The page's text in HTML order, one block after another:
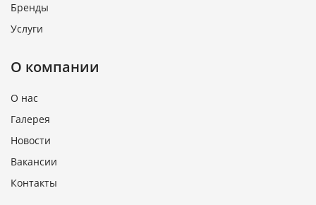
Бренды
Услуги
О компании
О нас
Галерея
Новости
Вакансии
Контакты